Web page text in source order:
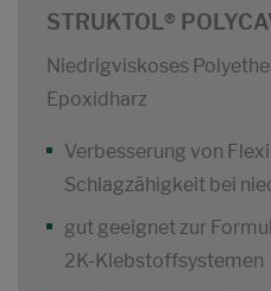
STRUKTOL®
Niedrigviskoses
Epoxidharz
Verbesserung von
Schlagzähigkeit bei
gut geeignet zur
2K-Klebstoffsystemen